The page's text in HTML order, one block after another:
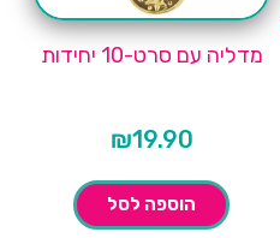
מדליה עם סרט-10 יחידות
₪19.90
הוספה לסל